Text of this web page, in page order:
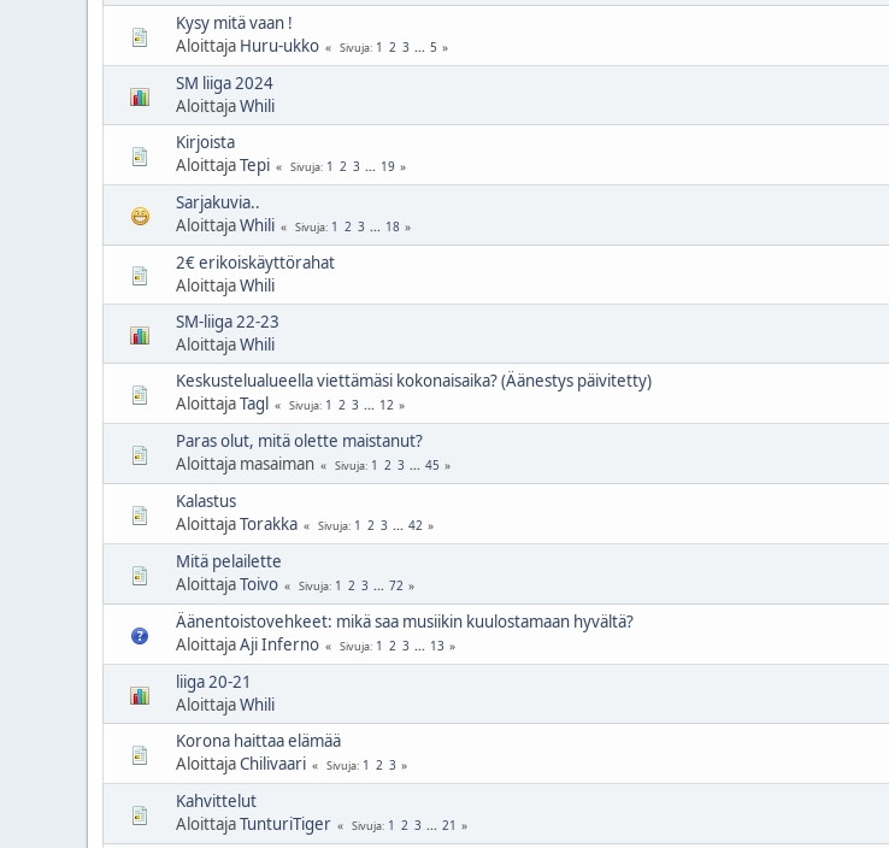
Kysy mitä vaan !
Aloittaja Huru-ukko Sivuja 1 2 3 ... 5
SM liiga 2024
AloittajaWhili
Kirjoista
AloittajaTepi Sivuja 1 2 3 ... 19
Sarjakuvia..
AloittajaWhili Sivuja 1 2 3 ... 18
2€ erikoiskäyttörahat
AloittajaWhili
SM-liiga 22-23
AloittajaWhili
Keskustelualueella viettämäsi kokonaisaika? (Äänestys päivitetty)
AloittajaTagl Sivuja 1 2 3 ... 12
Paras olut, mitä olette maistanut?
Aloittaja masaiman
Sivuja 1 2 3 ... 45
Kalastus
AloittajaTorakka Sivuja 1 2 3 ... 42
Mitä pelailette
AloittajaToivo Sivuja 1 2 3 ... 72
Äänentoistovehkeet: mikä saa musiikin kuulostamaan hyvältä?
AloittajaAji Inferno Sivuja 1 2 3 ... 13
liiga 20-21
AloittajaWhili
Korona haittaa elämää
AloittajaChilivaari Sivuja 1 2 3
Kahvittelut
AloittajaTunturiTiger Sivuja 1 2 3 ... 21